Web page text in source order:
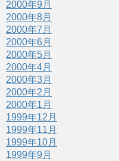
2000年9月
2000年8月
2000年7月
2000年6月
2000年5月
2000年4月
2000年3月
2000年2月
2000年1月
1999年12月
1999年11月
1999年10月
1999年9月